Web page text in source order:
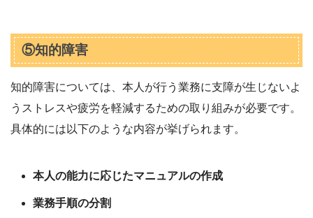
⑤知的障害
知的障害については、本人が行う業務に支障が生じないよ
うストレスや疲労を軽減するための取り組みが必要です。
具体的には以下のような内容が挙げられます。
本人の能力に応じたマニュアルの作成
業務手順の分割